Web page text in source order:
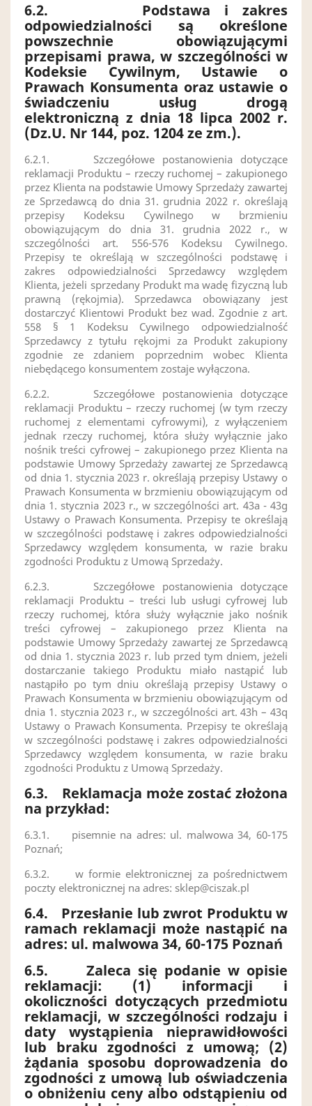
6.2.
Podstawa i zakres
odpowiedzialności są określone
powszechnie obowiązującymi
przepisami prawa, w szczególności w
Kodeksie Cywilnym, Ustawie o
Prawach Konsumenta oraz ustawie o
świadczeniu usług drogą
elektroniczną z dnia 18 lipca 2002 r.
(Dz.U. Nr 144, poz. 1204 ze zm.).
6.2.1.
Szczegółowe postanowienia dotyczące
reklamacji Produktu – rzeczy ruchomej – zakupionego
przez Klienta na podstawie Umowy Sprzedaży zawartej
ze Sprzedawcą do dnia 31. grudnia 2022 r. określają
przepisy Kodeksu Cywilnego w brzmieniu
obowiązującym do dnia 31. grudnia 2022 r., w
szczególności art. 556-576 Kodeksu Cywilnego.
Przepisy te określają w szczególności podstawę i
zakres odpowiedzialności Sprzedawcy względem
Klienta, jeżeli sprzedany Produkt ma wadę fizyczną lub
prawną (rękojmia). Sprzedawca obowiązany jest
dostarczyć Klientowi Produkt bez wad. Zgodnie z art.
558 § 1 Kodeksu Cywilnego odpowiedzialność
Sprzedawcy z tytułu rękojmi za Produkt zakupiony
zgodnie ze zdaniem poprzednim wobec Klienta
niebędącego konsumentem zostaje wyłączona.
6.2.2.
Szczegółowe postanowienia dotyczące
reklamacji Produktu – rzeczy ruchomej (w tym rzeczy
ruchomej z elementami cyfrowymi), z wyłączeniem
jednak rzeczy ruchomej, która służy wyłącznie jako
nośnik treści cyfrowej – zakupionego przez Klienta na
podstawie Umowy Sprzedaży zawartej ze Sprzedawcą
od dnia 1. stycznia 2023 r. określają przepisy Ustawy o
Prawach Konsumenta w brzmieniu obowiązującym od
dnia 1. stycznia 2023 r., w szczególności art. 43a - 43g
Ustawy o Prawach Konsumenta. Przepisy te określają
w szczególności podstawę i zakres odpowiedzialności
Sprzedawcy względem konsumenta, w razie braku
zgodności Produktu z Umową Sprzedaży.
6.2.3.
Szczegółowe postanowienia dotyczące
reklamacji Produktu – treści lub usługi cyfrowej lub
rzeczy ruchomej, która służy wyłącznie jako nośnik
treści cyfrowej – zakupionego przez Klienta na
podstawie Umowy Sprzedaży zawartej ze Sprzedawcą
od dnia 1. stycznia 2023 r. lub przed tym dniem, jeżeli
dostarczanie takiego Produktu miało nastąpić lub
nastąpiło po tym dniu określają przepisy Ustawy o
Prawach Konsumenta w brzmieniu obowiązującym od
dnia 1. stycznia 2023 r., w szczególności art. 43h – 43q
Ustawy o Prawach Konsumenta. Przepisy te określają
w szczególności podstawę i zakres odpowiedzialności
Sprzedawcy względem konsumenta, w razie braku
zgodności Produktu z Umową Sprzedaży.
6.3.
Reklamacja może zostać złożona
na przykład:
6.3.1.
pisemnie na adres: ul. malwowa 34, 60-175
Poznań;
6.3.2.
w formie elektronicznej za pośrednictwem
poczty elektronicznej na adres: sklep@ciszak.pl
6.4.
Przesłanie lub zwrot Produktu w
ramach reklamacji może nastąpić na
adres: ul. malwowa 34, 60-175 Poznań
6.5.
Zaleca się podanie w opisie
reklamacji: (1) informacji i
okoliczności dotyczących przedmiotu
reklamacji, w szczególności rodzaju i
daty wystąpienia nieprawidłowości
lub braku zgodności z umową; (2)
żądania sposobu doprowadzenia do
zgodności z umową lub oświadczenia
o obniżeniu ceny albo odstąpieniu od